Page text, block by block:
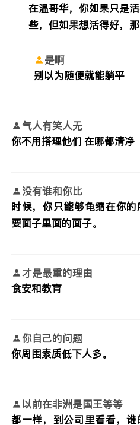
在温哥华，你如果只是
些，但如果想活得好，
是啊
别以为随便就能躺平
气人有笑人无
你不用搭理他们 在哪都清净
没有谁和你比
时候，你只能够龟缩在你
要面子里面的面子。
才是最重的理由
食安和教育
你自己的问题
你周围素质低下人多。
以前在非洲是国王等等
都一样，到公司里看看，